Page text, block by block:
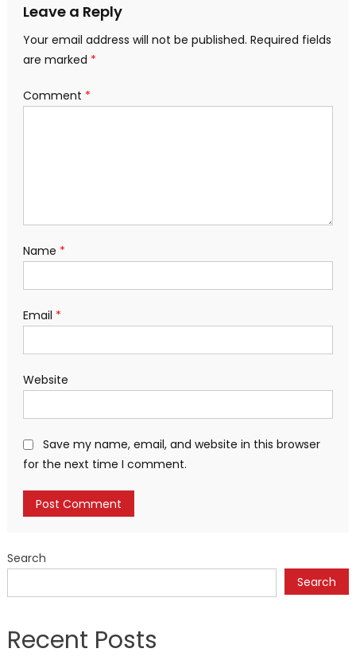
Leave a Reply
Your email address will not be published. Required fields
are marked *
Comment *
Name *
Email *
Website
Save my name, email, and website in this browser
for the next time I comment.
Search
Search
Recent Posts